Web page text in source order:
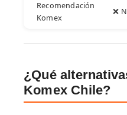
Recomendación
Komex
❌
¿Qué
Komex Chile?